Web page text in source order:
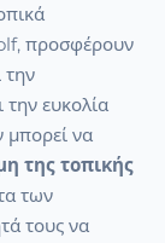
προσφέρουν
την
την ευκολία
μπορεί να
της τοπικής
των
τους να